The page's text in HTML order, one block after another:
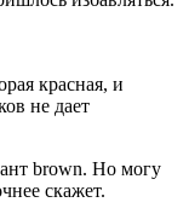
красная, и
не дает
brown. Но могу
скажет.